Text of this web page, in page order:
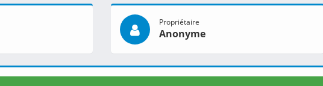
Propriétaire
Anonyme